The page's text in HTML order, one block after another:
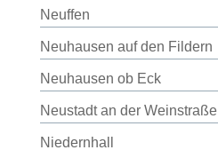
Neuffen
Neuhausen auf den Fildern
Neuhausen ob Eck
Neustadt an der Weinstraße
Niedernhall